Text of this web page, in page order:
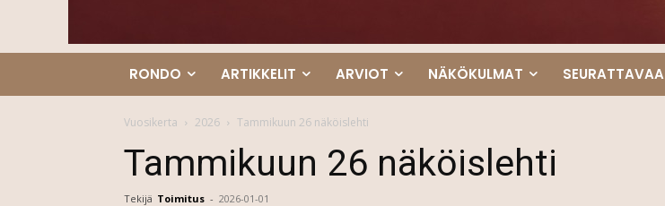
RONDO ARTIKKELIT ARVIOT NÄKÖKULMAT SEURATTAVAA
Vuosikerta 2026 Tammikuun 26 näköislehti
Tammikuun 26 näköislehti
Tekijä Toimitus - 2026-01-01